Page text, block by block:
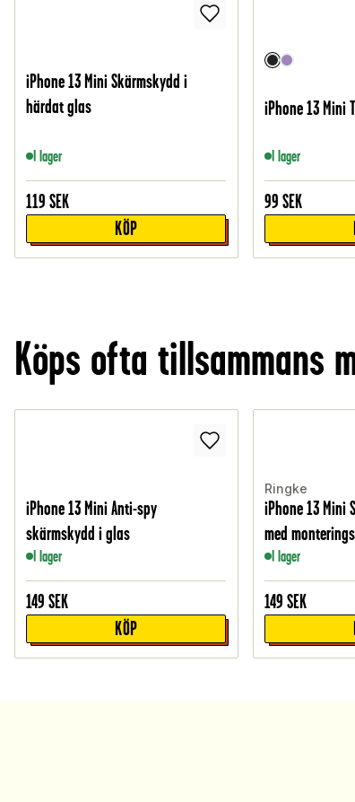
iPhone 13 Mini Skärmskydd i
härdat glas
I lager
119 SEK
KÖP
iPhone 13 Mini
I lager
99 SEK
Köps ofta tillsammans
iPhone 13 Mini Anti-spy
skärmskydd i glas
I lager
149 SEK
KÖP
Ringke
iPhone 13 Mini
med
I lager
149 SEK